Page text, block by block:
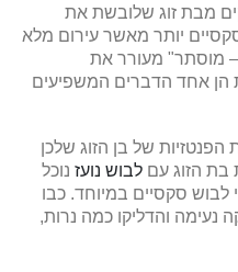
מבת זוג שלובשת את
יותר מאשר עירום מלא
מוסתר" מעורר את
הן אחד הדברים המשפיעים
של בן הזוג שלכן
הזוג עם לבוש נועז נוכל
על 4 פריטי לבוש סקסיים במיוחד. כבו
נעימה והדליקו כמה נרות,